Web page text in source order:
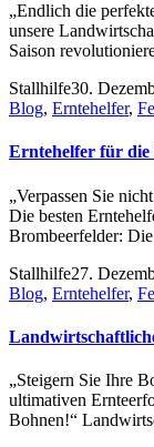
„Endlich die
unsere
Saison
Stallhilfe30.
Blog, Erntehelfer,
Erntehelfer für die
„Verpassen Sie
Die besten
Brombeerfelder:
Stallhilfe27.
Blog, Erntehelfer,
„Steigern Sie Ihre
ultimativen
Bohnen!“